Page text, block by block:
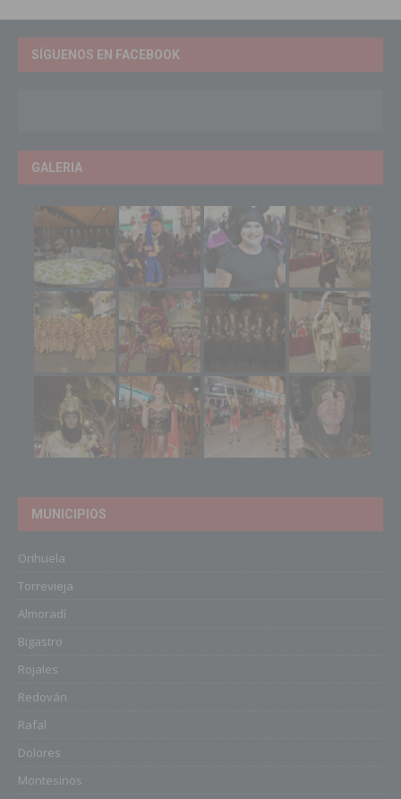
SÍGUENOS EN FACEBOOK
GALERIA
MUNICIPIOS
Orihuela
Torrevieja
Almoradí
Bigastro
Rojales
Redován
Rafal
Dolores
Montesinos